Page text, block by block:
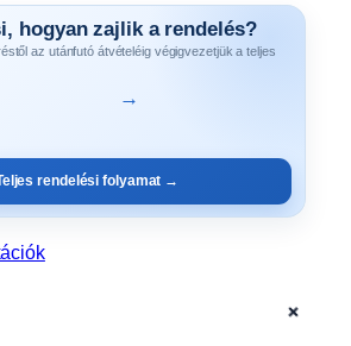
hogyan zajlik a rendelés?
az utánfutó átvételéig végigvezetjük a teljes
→
rendelési folyamat →
+